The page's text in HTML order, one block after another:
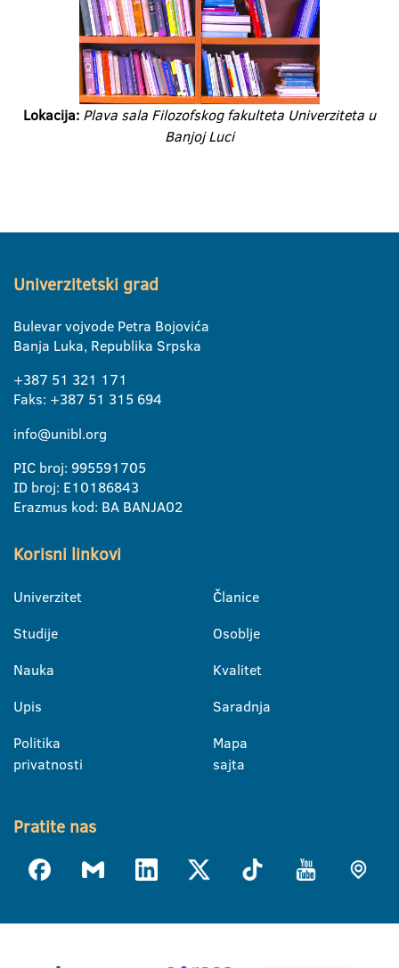
Lokacija: Plava sala Filozofskog fakulteta Univerziteta u
Banjoj Luci
Univerzitetski grad
Bulevar vojvode Petra Bojovića
Banja Luka, Republika Srpska
+387 51 321 171
Faks: +387 51 315 694
info@unibl.org
PIC broj: 995591705
ID broj: E10186843
Erazmus kod: BA BANJA02
Korisni linkovi
Univerzitet
Studije
Nauka
Upis
Politika
privatnosti
Članice
Osoblje
Kvalitet
Saradnja
Mapa
sajta
Pratite nas